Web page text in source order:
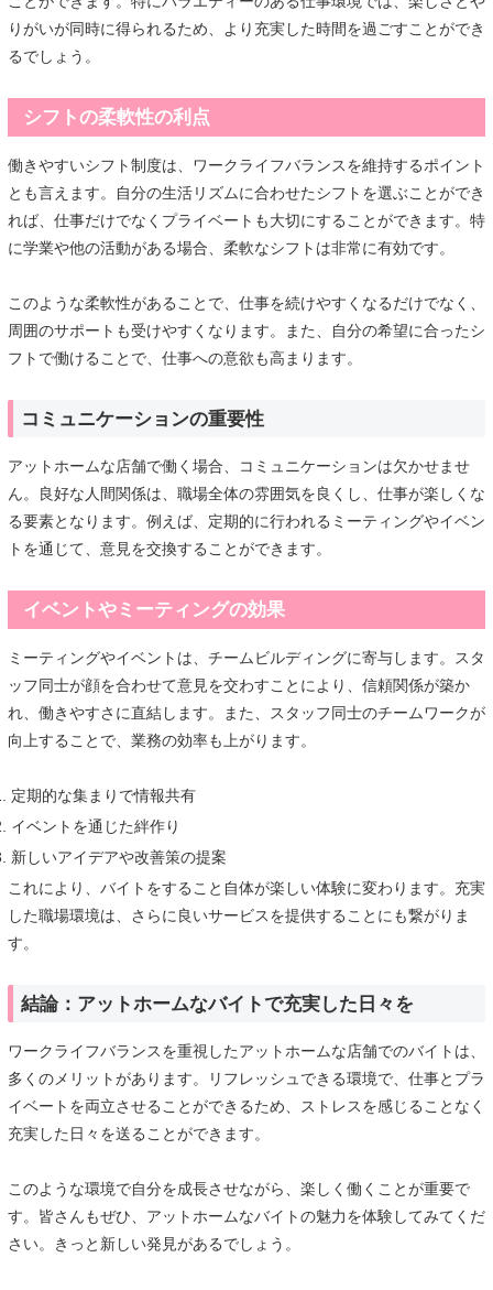
りがいが同時に得られるため、より充実した時間を過ごすことができ
るでしょう。
シフトの柔軟性の利点
働きやすいシフト制度は、ワークライフバランスを維持するポイント
とも言えます。自分の生活リズムに合わせたシフトを選ぶことができ
れば、仕事だけでなくプライベートも大切にすることができます。特
に学業や他の活動がある場合、柔軟なシフトは非常に有効です。
このような柔軟性があることで、仕事を続けやすくなるだけでなく、
周囲のサポートも受けやすくなります。また、自分の希望に合ったシ
フトで働けることで、仕事への意欲も高まります。
コミュニケーションの重要性
アットホームな店舗で働く場合、コミュニケーションは欠かせませ
ん。良好な人間関係は、職場全体の雰囲気を良くし、仕事が楽しくな
る要素となります。例えば、定期的に行われるミーティングやイベン
トを通じて、意見を交換することができます。
イベントやミーティングの効果
ミーティングやイベントは、チームビルディングに寄与します。スタ
ッフ同士が顔を合わせて意見を交わすことにより、信頼関係が築か
れ、働きやすさに直結します。また、スタッフ同士のチームワークが
向上することで、業務の効率も上がります。
定期的な集まりで情報共有
イベントを通じた絆作り
新しいアイデアや改善策の提案
これにより、バイトをすること自体が楽しい体験に変わります。充実
した職場環境は、さらに良いサービスを提供することにも繋がりま
す。
結論：アットホームなバイトで充実した日々を
ワークライフバランスを重視したアットホームな店舗でのバイトは、
多くのメリットがあります。リフレッシュできる環境で、仕事とプラ
イベートを両立させることができるため、ストレスを感じることなく
充実した日々を送ることができます。
このような環境で自分を成長させながら、楽しく働くことが重要で
す。皆さんもぜひ、アットホームなバイトの魅力を体験してみてくだ
さい。きっと新しい発見があるでしょう。